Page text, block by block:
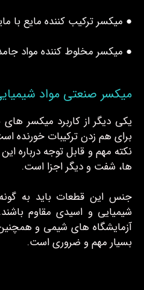
● میکسر ترکیب کننده مایع با
● میکسر مخلوط کننده مواد
میکسر صنعتی مواد
یکی دیگر از کاربرد میکسر
برای هم زدن ترکیبات خورنده
نکته مهم و قابل توجه درباره
ها، شفت و دیگر اجزا است.
جنس این قطعات باید به
شیمیایی و اسیدی مقاوم
آزمایشگاه های شیمی و
بسیار مهم و ضروری است.